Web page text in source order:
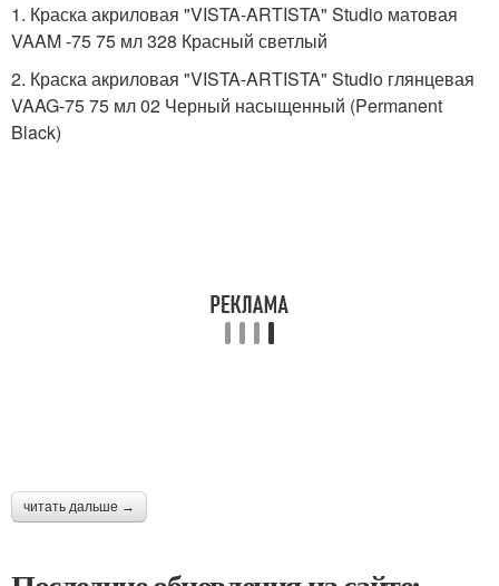
1. Краска акриловая "VISTA-ARTISTA" Studio матовая
VAAM -75 75 мл 328 Красный светлый
2. Краска акриловая "VISTA-ARTISTA" Studio глянцевая
VAAG-75 75 мл 02 Черный насыщенный (Permanent
Black)
читать дальше →